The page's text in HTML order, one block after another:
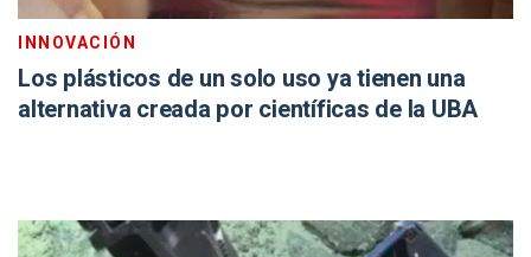
INNOVACIÓN
Los plásticos de un solo uso ya tienen una
alternativa creada por científicas de la UBA